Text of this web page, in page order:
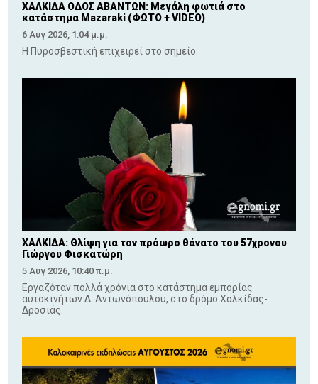
ΧΑΛΚΙΔΑ ΟΔΟΣ ΑΒΑΝΤΩΝ: Μεγάλη φωτιά στο
κατάστημα Mazaraki (ΦΩΤΟ + VIDEO)
6 Αυγ 2026, 1:04 μ.μ.
Η Πυροσβεστική επιχειρεί στο σημείο.
ΧΑΛΚΙΔΑ: Θλίψη για τον πρόωρο θάνατο του 57χρονου
Γιώργου Φισκατώρη
5 Αυγ 2026, 10:40 π.μ.
Εργαζόταν πολλά χρόνια στο κατάστημα εμπορίας
αυτοκινήτων Δ. Αντωνόπουλου, στο δρόμο Χαλκίδας-
Δροσιάς.